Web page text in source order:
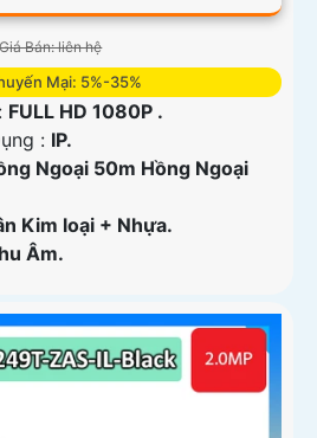
Giá Bán: liên hệ
Mại: 5%-35%
FULL HD 1080P .
: IP.
Ngoại 50m Hồng Ngoại
Kim loại + Nhựa.
Âm.